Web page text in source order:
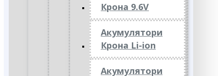
Крона 9.6V
Акумулятори
Крона Li-ion
Акумулятори